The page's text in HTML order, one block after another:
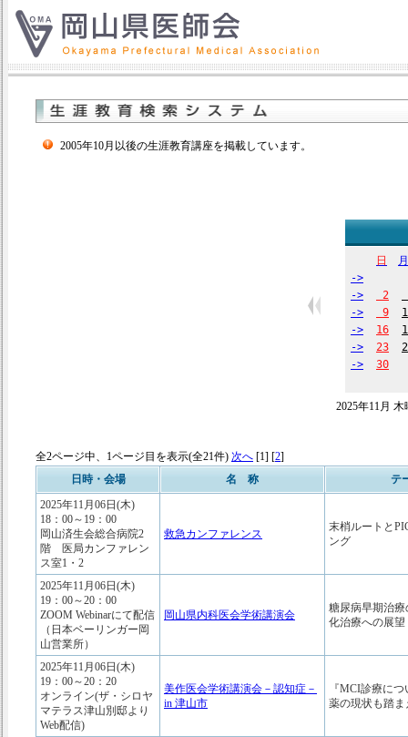
2005年10月以後の生涯教育講座を掲載しています。
日
月
->
->
2
->
9
->
16
->
23
->
30
2025年11月
全2ページ中、1ページ目を表示(全21件) 次へ [1] [2]
日時・会場
名 称
テ
2025年11月06日(木)
18：00～19：00
岡山済生会総合病院2
階 医局カンファレン
ス室1・2
救急カンファレンス
末梢ルートと
ング
2025年11月06日(木)
19：00～20：00
ZOOM Webinarにて配信
（日本ベーリンガー岡
山営業所）
岡山県内科医会学術講演会
糖尿病早期治
化治療への展望
2025年11月06日(木)
19：00～20：20
オンライン(ザ・シロヤ
マテラス津山別邸より
Web配信)
美作医会学術講演会－認知症－
in 津山市
『MCI診療に
薬の現状も踏ま